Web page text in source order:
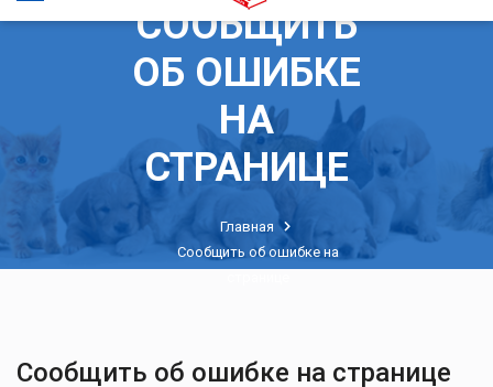
СООБЩИТЬ
ОБ ОШИБКЕ
НА
СТРАНИЦЕ
Главная
Сообщить об ошибке на
Сообщить об ошибке на странице